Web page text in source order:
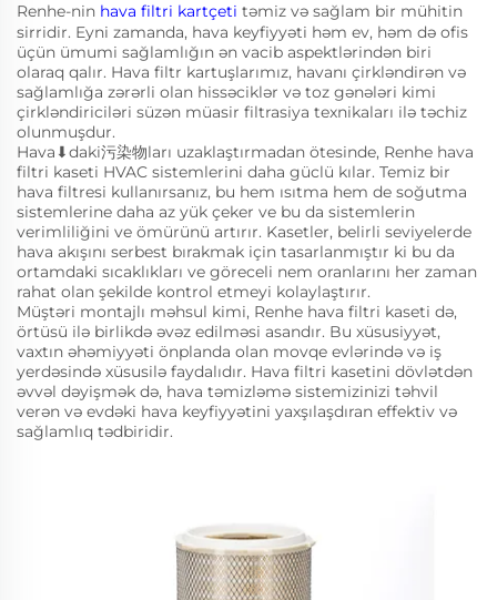
Renhe-nin hava filtri kartçeti təmiz və sağlam bir mühitin
sirridir. Eyni zamanda, hava keyfiyyəti həm ev, həm də ofis
üçün ümumi sağlamlığın ən vacib aspektlərindən biri
olaraq qalır. Hava filtr kartuşlarımız, havanı çirkləndirən və
sağlamlığa zərərli olan hissəciklər və toz gənələri kimi
çirkləndiriciləri süzən müasir filtrasiya texnikaları ilə təchiz
olunmuşdur.
Hava⬇daki污染物ları uzaklaştırmadan ötesinde, Renhe hava
filtri kaseti HVAC sistemlerini daha güclü kılar. Temiz bir
hava filtresi kullanırsanız, bu hem ısıtma hem de soğutma
sistemlerine daha az yük çeker ve bu da sistemlerin
verimliliğini ve ömürünü artırır. Kasetler, belirli seviyelerde
hava akışını serbest bırakmak için tasarlanmıştır ki bu da
ortamdaki sıcaklıkları ve göreceli nem oranlarını her zaman
rahat olan şekilde kontrol etmeyi kolaylaştırır.
Müştəri montajlı məhsul kimi, Renhe hava filtri kaseti də,
örtüsü ilə birlikdə əvəz edilməsi asandır. Bu xüsusiyyət,
vaxtın əhəmiyyəti önplanda olan movqe evlərində və iş
yerdəsində xüsusilə faydalıdır. Hava filtri kasetini dövlətdən
əvvəl dəyişmək də, hava təmizləmə sistemizinizi təhvil
verən və evdəki hava keyfiyyətini yaxşılaşdıran effektiv və
sağlamlıq tədbiridir.